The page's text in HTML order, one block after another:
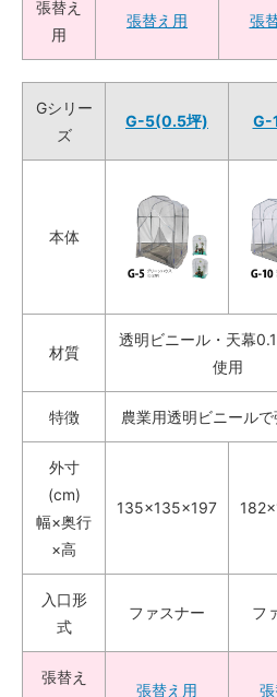
張替え
用
張替え用 張
Gシリー
ズ
G-5(0.5坪) G-
本体
材質
透明ビニール・天幕
使用
特徴 農業用透明ビニール
外寸
(cm)
幅×奥行
×高
135×135×197
入口形
式
ファスナー フ
張替え
張替え用